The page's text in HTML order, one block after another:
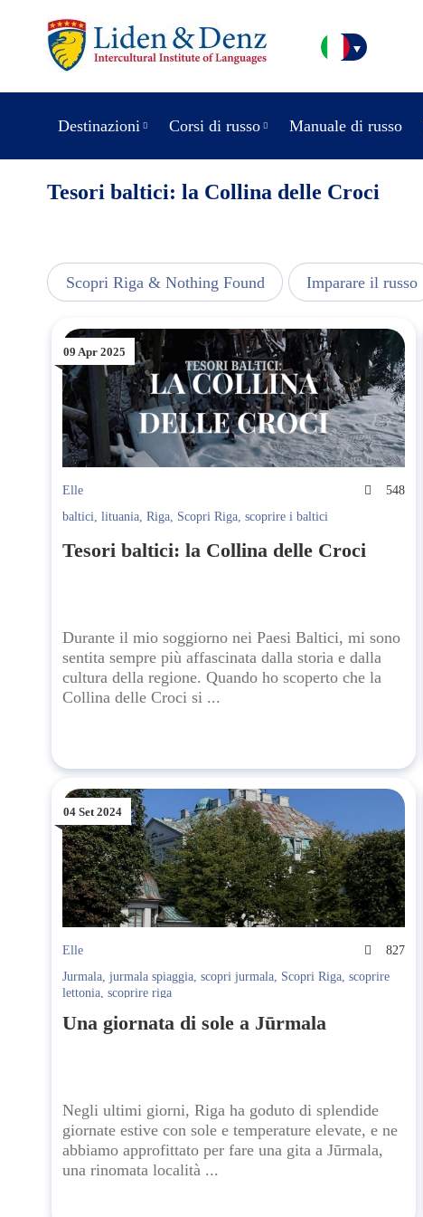
Destinazioni Corsi di russo Manuale di russo
Tesori baltici: la Collina delle Croci
Scopri Riga & Nothing Found Imparare il russo
09 Apr 2025
Elle
548
baltici, lituania, Riga, Scopri Riga, scoprire i baltici
Tesori baltici: la Collina delle Croci
Durante il mio soggiorno nei Paesi Baltici, mi sono
sentita sempre più affascinata dalla storia e dalla
cultura della regione. Quando ho scoperto che la
Collina delle Croci si ...
04 Set 2024
Elle
827
Jurmala, jurmala spiaggia, scopri jurmala, Scopri Riga, scoprire
lettonia, scoprire riga
Una giornata di sole a Jūrmala
Negli ultimi giorni, Riga ha goduto di splendide
giornate estive con sole e temperature elevate, e ne
abbiamo approfittato per fare una gita a Jūrmala,
una rinomata località ...